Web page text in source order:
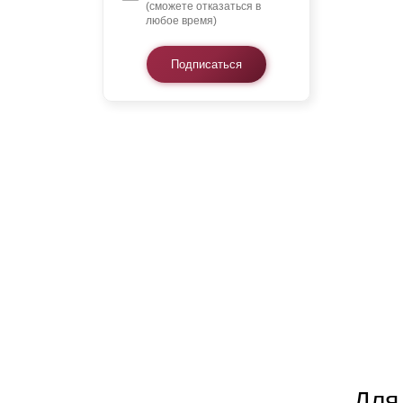
(сможете отказаться в
любое время)
Подписаться